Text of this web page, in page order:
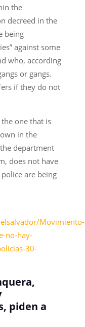
the
decreed in the
being
against some
who, according
or gangs.
if they do not
the one that is
in the
department
does not have
are being
Movimiento-
no-hay-
30-
piden a